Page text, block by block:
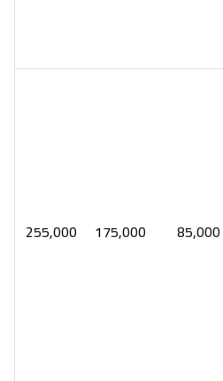
85,000
175,000
255,000